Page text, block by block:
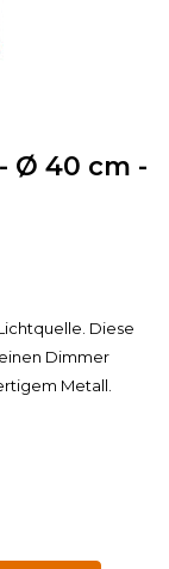
Ø 40 cm -
Diese
Dimmer
Metall.